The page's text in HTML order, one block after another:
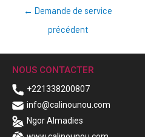
← Demande de service
précédent
NOUS CONTACTER
+221338200807
info@calinounou.com
Ngor Almadies